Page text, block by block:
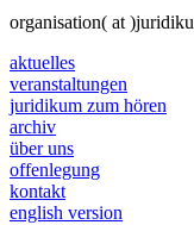
organisation( at
aktuelles
veranstaltungen
juridikum zum hören
archiv
über uns
offenlegung
kontakt
english version